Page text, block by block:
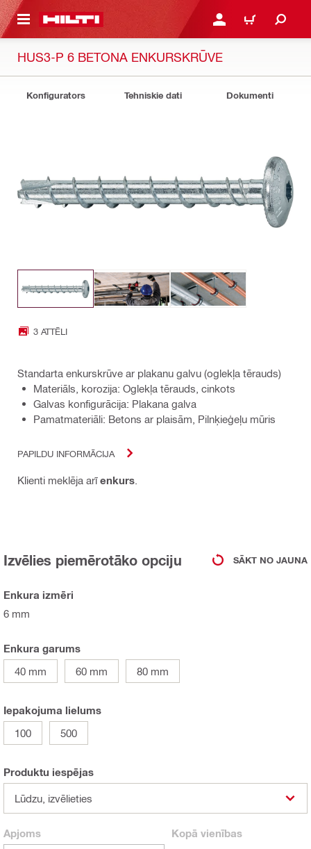
SATURU PIESLĒGTIES VAI
IEPIRKŠANĀS
HUS3-P 6 BETONA ENKURSKRŪVE
Konfigurators Tehniskie dati Dokumenti
3 ATTĒLI
Standarta enkurskrūve ar plakanu galvu (oglekļa tērauds)
Materiāls, korozija: Oglekļa tērauds, cinkots
Galvas konfigurācija: Plakana galva
Pamatmateriāli: Betons ar plaisām, Pilnķieģeļu mūris
PAPILDU INFORMĀCIJA
Klienti meklēja arīenkurs
Izvēlies piemērotāko opciju SĀKT NO JAUNA
Enkura izmēri
6 mm
Enkura garums
40 mm
60 mm 80 mm
Iepakojuma lielums
100
500
Produktu iespējas
Lūdzu, izvēlieties
Apjoms Kopā vienības